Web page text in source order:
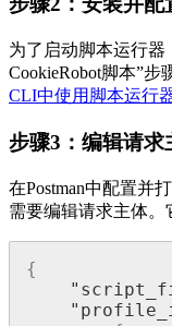
为了启动脚本运行器
CookieRobot脚本”步
CLI中使用脚本运行
步骤3：编辑请求
在Postman中配置并
需要编辑请求主体。
{